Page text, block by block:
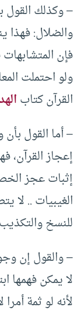
– وكذلك القول
والضلال: فهذا
فإن
ولو احتملت
القرآن كتاب
– أما القول
إعجاز القرآن،
إثبات عجز
الغيبيات .. لا
للنسخ
– والقول إن
لا يمكن فهمها
لأنه لو ثمة